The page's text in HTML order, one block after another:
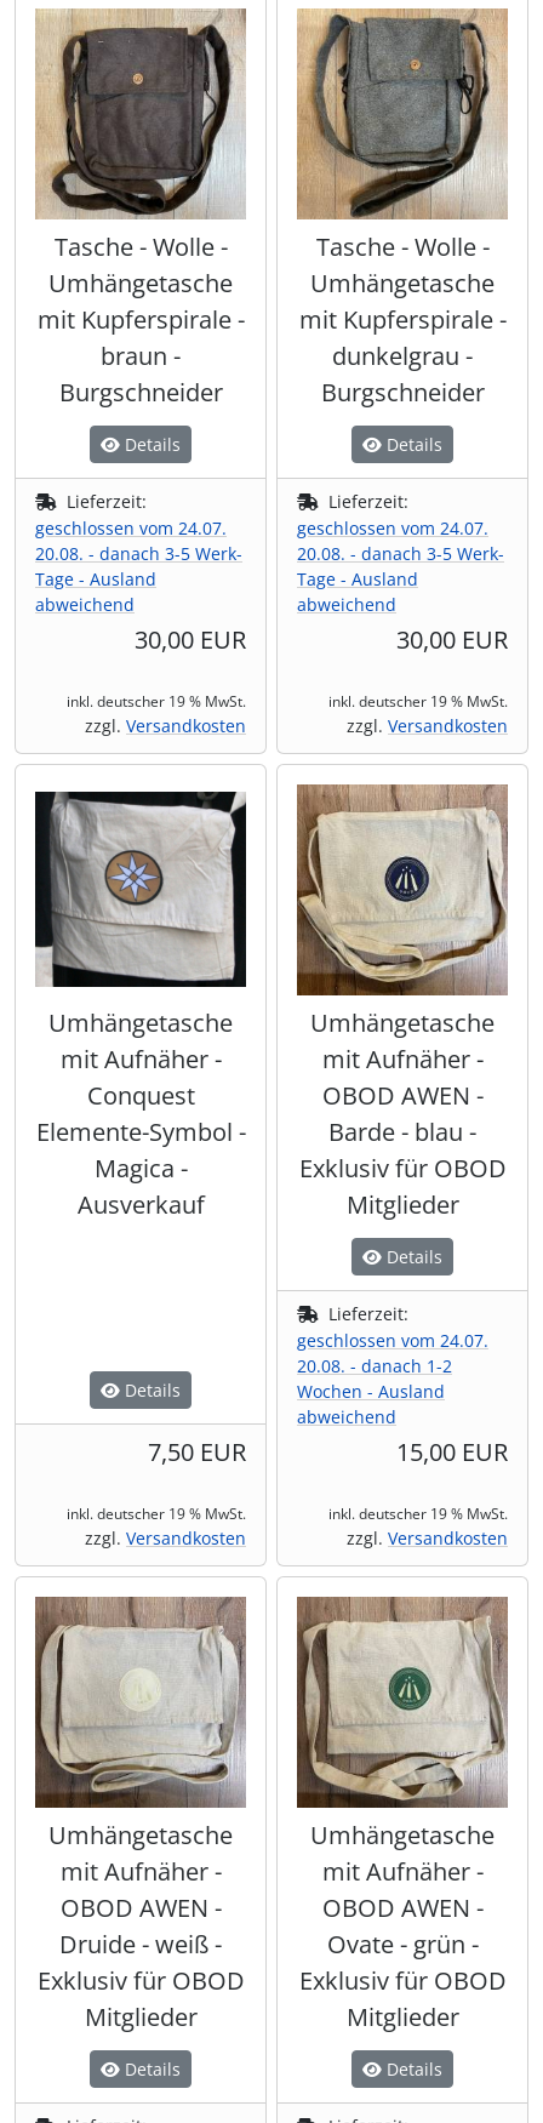
Tasche - Wolle -
Umhängetasche
mit Kupferspirale -
braun -
Burgschneider
Details
Lieferzeit:
geschlossen vom 24.07.
20.08. - danach 3-5 Werk-
Tage - Ausland
abweichend
30,00 EUR
inkl. deutscher 19 % MwSt.
zzgl. Versandkosten
Tasche - Wolle -
Umhängetasche
mit Kupferspirale -
dunkelgrau -
Burgschneider
Details
Lieferzeit:
geschlossen vom 24.07.
20.08. - danach 3-5 Werk-
Tage - Ausland
abweichend
30,00 EUR
inkl. deutscher 19 % MwSt.
zzgl. Versandkosten
Umhängetasche
mit Aufnäher -
Conquest
Elemente-Symbol -
Magica -
Ausverkauf
Details
7,50 EUR
inkl. deutscher 19 % MwSt.
zzgl. Versandkosten
Umhängetasche
mit Aufnäher -
OBOD AWEN -
Barde - blau -
Exklusiv für OBOD
Mitglieder
Details
Lieferzeit:
geschlossen vom 24.07.
20.08. - danach 1-2
Wochen - Ausland
abweichend
15,00 EUR
inkl. deutscher 19 % MwSt.
zzgl. Versandkosten
Umhängetasche
mit Aufnäher -
OBOD AWEN -
Druide - weiß -
Exklusiv für OBOD
Mitglieder
Details
Umhängetasche
mit Aufnäher -
OBOD AWEN -
Ovate - grün -
Exklusiv für OBOD
Mitglieder
Details